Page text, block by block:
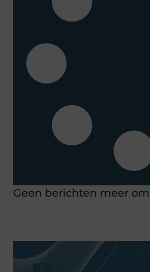
Geen berichten meer